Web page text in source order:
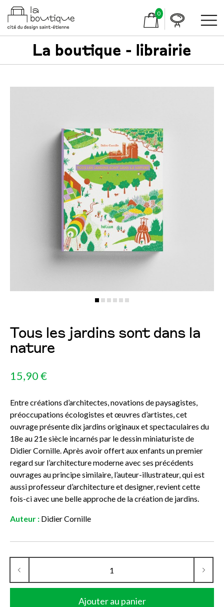
0
La boutique - librairie
Tous les jardins sont dans la
nature
15,90 €
Entre créations d’architectes, novations de paysagistes,
préoccupations écologistes et œuvres d’artistes, cet
ouvrage présente dix jardins originaux et spectaculaires du
18e au 21e siècle incarnés par le dessin miniaturiste de
Didier Cornille. Après avoir offert aux enfants un premier
regard sur l’architecture moderne avec ses précédents
ouvrages au principe similaire, l’auteur-illustrateur, qui est
aussi professeur d’architecture et designer, revient cette
fois-ci avec une belle approche de la création de jardins.
Auteur : Didier Cornille
Ajouter au panier